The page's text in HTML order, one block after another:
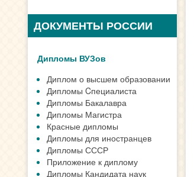
ДОКУМЕНТЫ РОССИИ
Дипломы ВУЗов
Диплом о высшем образовании
Дипломы Cпециалиста
Дипломы Бакалавра
Дипломы Магистра
Красные дипломы
Дипломы для иностранцев
Дипломы СССР
Приложение к диплому
Дипломы Кандидата наук